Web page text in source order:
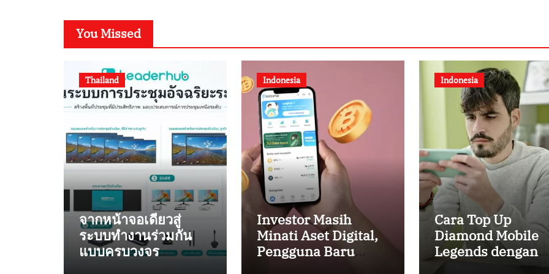
You Missed
Thailand
จากหน้าจอเดียวสู่
ระบบทำงานร่วมกัน
แบบครบวงจร
Indonesia
Investor Masih
Minati Aset Digital,
Pengguna Baru
Indonesia
Cara Top Up
Diamond Mobile
Legends dengan
Cepat & Aman di